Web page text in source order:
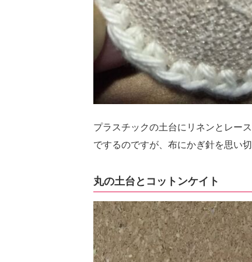
プラスチックの土台にリネンとレー
でするのですが、布にかぎ針を思い
丸の土台とコットンケイト